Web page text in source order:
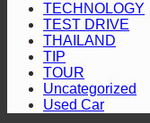
TECHNOLOGY
TEST DRIVE
THAILAND
TIP
TOUR
Uncategorized
Used Car